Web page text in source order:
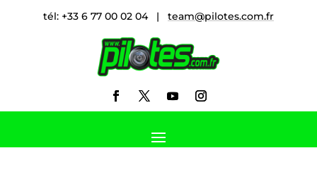
tél: +33 6 77 00 02 04 | team@pilotes.com.fr